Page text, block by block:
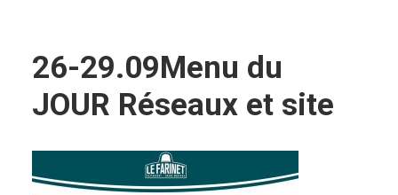
26-29.09Menu du
JOUR Réseaux et site